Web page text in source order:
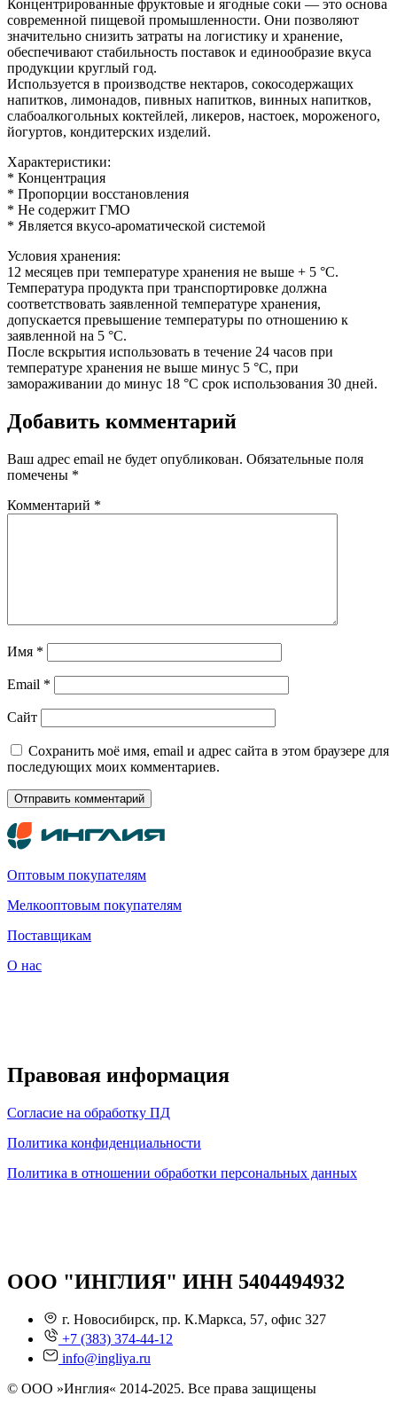
Концентрированные фруктовые и ягодные соки — это основа
современной пищевой промышленности. Они позволяют
значительно снизить затраты на логистику и хранение,
обеспечивают стабильность поставок и единообразие вкуса
продукции круглый год.
Используется в производстве нектаров, сокосодержащих
напитков, лимонадов, пивных напитков, винных напитков,
слабоалкогольных коктейлей, ликеров, настоек, мороженого,
йогуртов, кондитерских изделий.
Характеристики:
* Концентрация
* Пропорции восстановления
* Не содержит ГМО
* Является вкусо-ароматической системой
Условия хранения:
12 месяцев при температуре хранения не выше + 5 °C.
Температура продукта при транспортировке должна
соответствовать заявленной температуре хранения,
допускается превышение температуры по отношению к
заявленной на 5 °C.
После вскрытия использовать в течение 24 часов при
температуре хранения не выше минус 5 °C, при
замораживании до минус 18 °C срок использования 30 дней.
Добавить комментарий
Ваш адрес email не будет опубликован. Обязательные поля
помечены *
Комментарий *
Имя *
Email *
Сайт
Сохранить моё имя, email и адрес сайта в этом браузере для
последующих моих комментариев.
Оптовым покупателям
Мелкооптовым покупателям
Поставщикам
О нас
Правовая информация
Согласие на обработку ПД
Политика конфиденциальности
Политика в отношении обработки персональных данных
ООО "ИНГЛИЯ" ИНН 5404494932
г. Новосибирск, пр. К.Маркса, 57, офис 327
+7 (383) 374-44-12
info@ingliya.ru
© ООО »Инглия« 2014-2025. Все права защищены